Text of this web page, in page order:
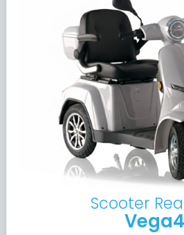
Scooter
Vega4